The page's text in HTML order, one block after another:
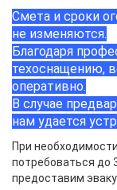
Смета и сроки
не изменяются.
Благодаря
техоснащению,
оперативно.
В случае
нам удается
При
потребоваться до
предоставим